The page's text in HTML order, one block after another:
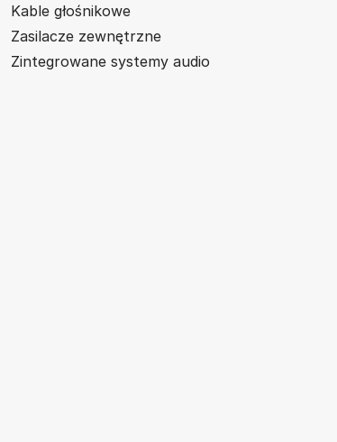
Kable głośnikowe
Zasilacze zewnętrzne
Zintegrowane systemy audio